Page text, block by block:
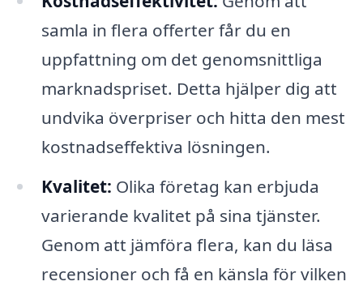
samla in flera offerter får du en
uppfattning om det genomsnittliga
marknadspriset. Detta hjälper dig att
undvika överpriser och hitta den mest
kostnadseffektiva lösningen.
Kvalitet: Olika företag kan erbjuda
varierande kvalitet på sina tjänster.
Genom att jämföra flera, kan du läsa
recensioner och få en känsla för vilken